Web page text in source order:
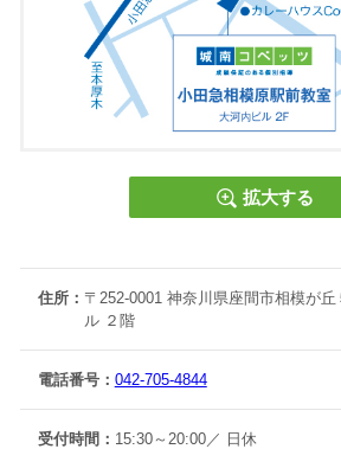
※スマートフォン、AI、Amazonや
出たものです
生徒の皆さんが社会に出る時代は誰も予
城南コベッツ小田急相模原駅前教室で、
く力に繋がるように一緒に学習していき
■教室長からのご挨拶はこちら をクリック
■小田急相模原駅前教室の過去の実績は
拡大する
住所： 〒252-0001 神奈川県座間市相模が
ル ２階
電話番号： 042-705-4844
受付時間： 15:30～20:00／ 日休